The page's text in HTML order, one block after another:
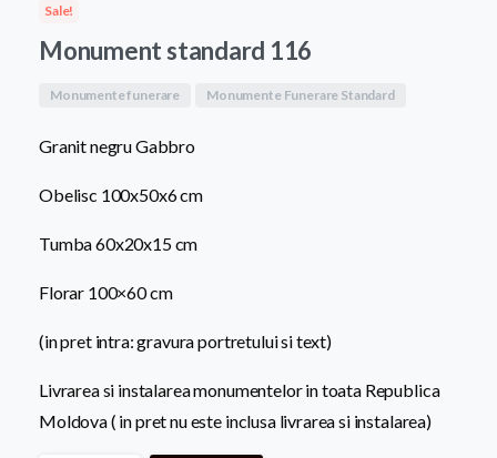
fost:
9.500,00 MDL.
Sale!
Monument standard 116
Monumente funerare Monumente Funerare Standard
Granit negru Gabbro
Obelisc 100x50x6 cm
Tumba 60x20x15 cm
Florar 100×60 cm
(in pret intra: gravura portretului si text)
Livrarea si instalarea monumentelor in toata Republica
Moldova ( in pret nu este inclusa livrarea si instalarea)